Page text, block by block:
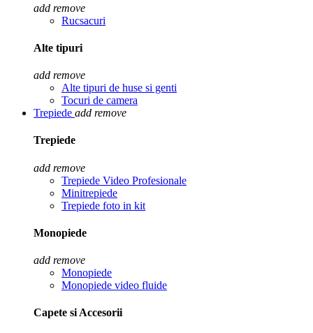
add remove
Rucsacuri
Alte tipuri
add remove
Alte tipuri de huse si genti
Tocuri de camera
Trepiede add remove
Trepiede
add remove
Trepiede Video Profesionale
Minitrepiede
Trepiede foto in kit
Monopiede
add remove
Monopiede
Monopiede video fluide
Capete si Accesorii